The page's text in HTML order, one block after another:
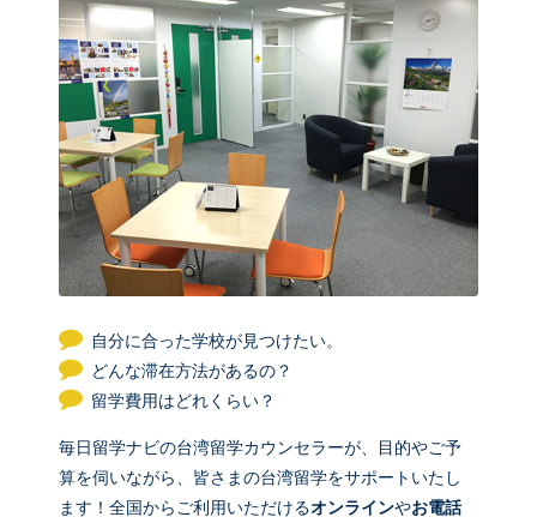
自分に合った学校が見つけたい。
どんな滞在方法があるの？
留学費用はどれくらい？
毎日留学ナビの台湾留学カウンセラーが、目的やご予
算を伺いながら、皆さまの台湾留学をサポートいたし
ます！全国からご利用いただけるオンラインやお電話